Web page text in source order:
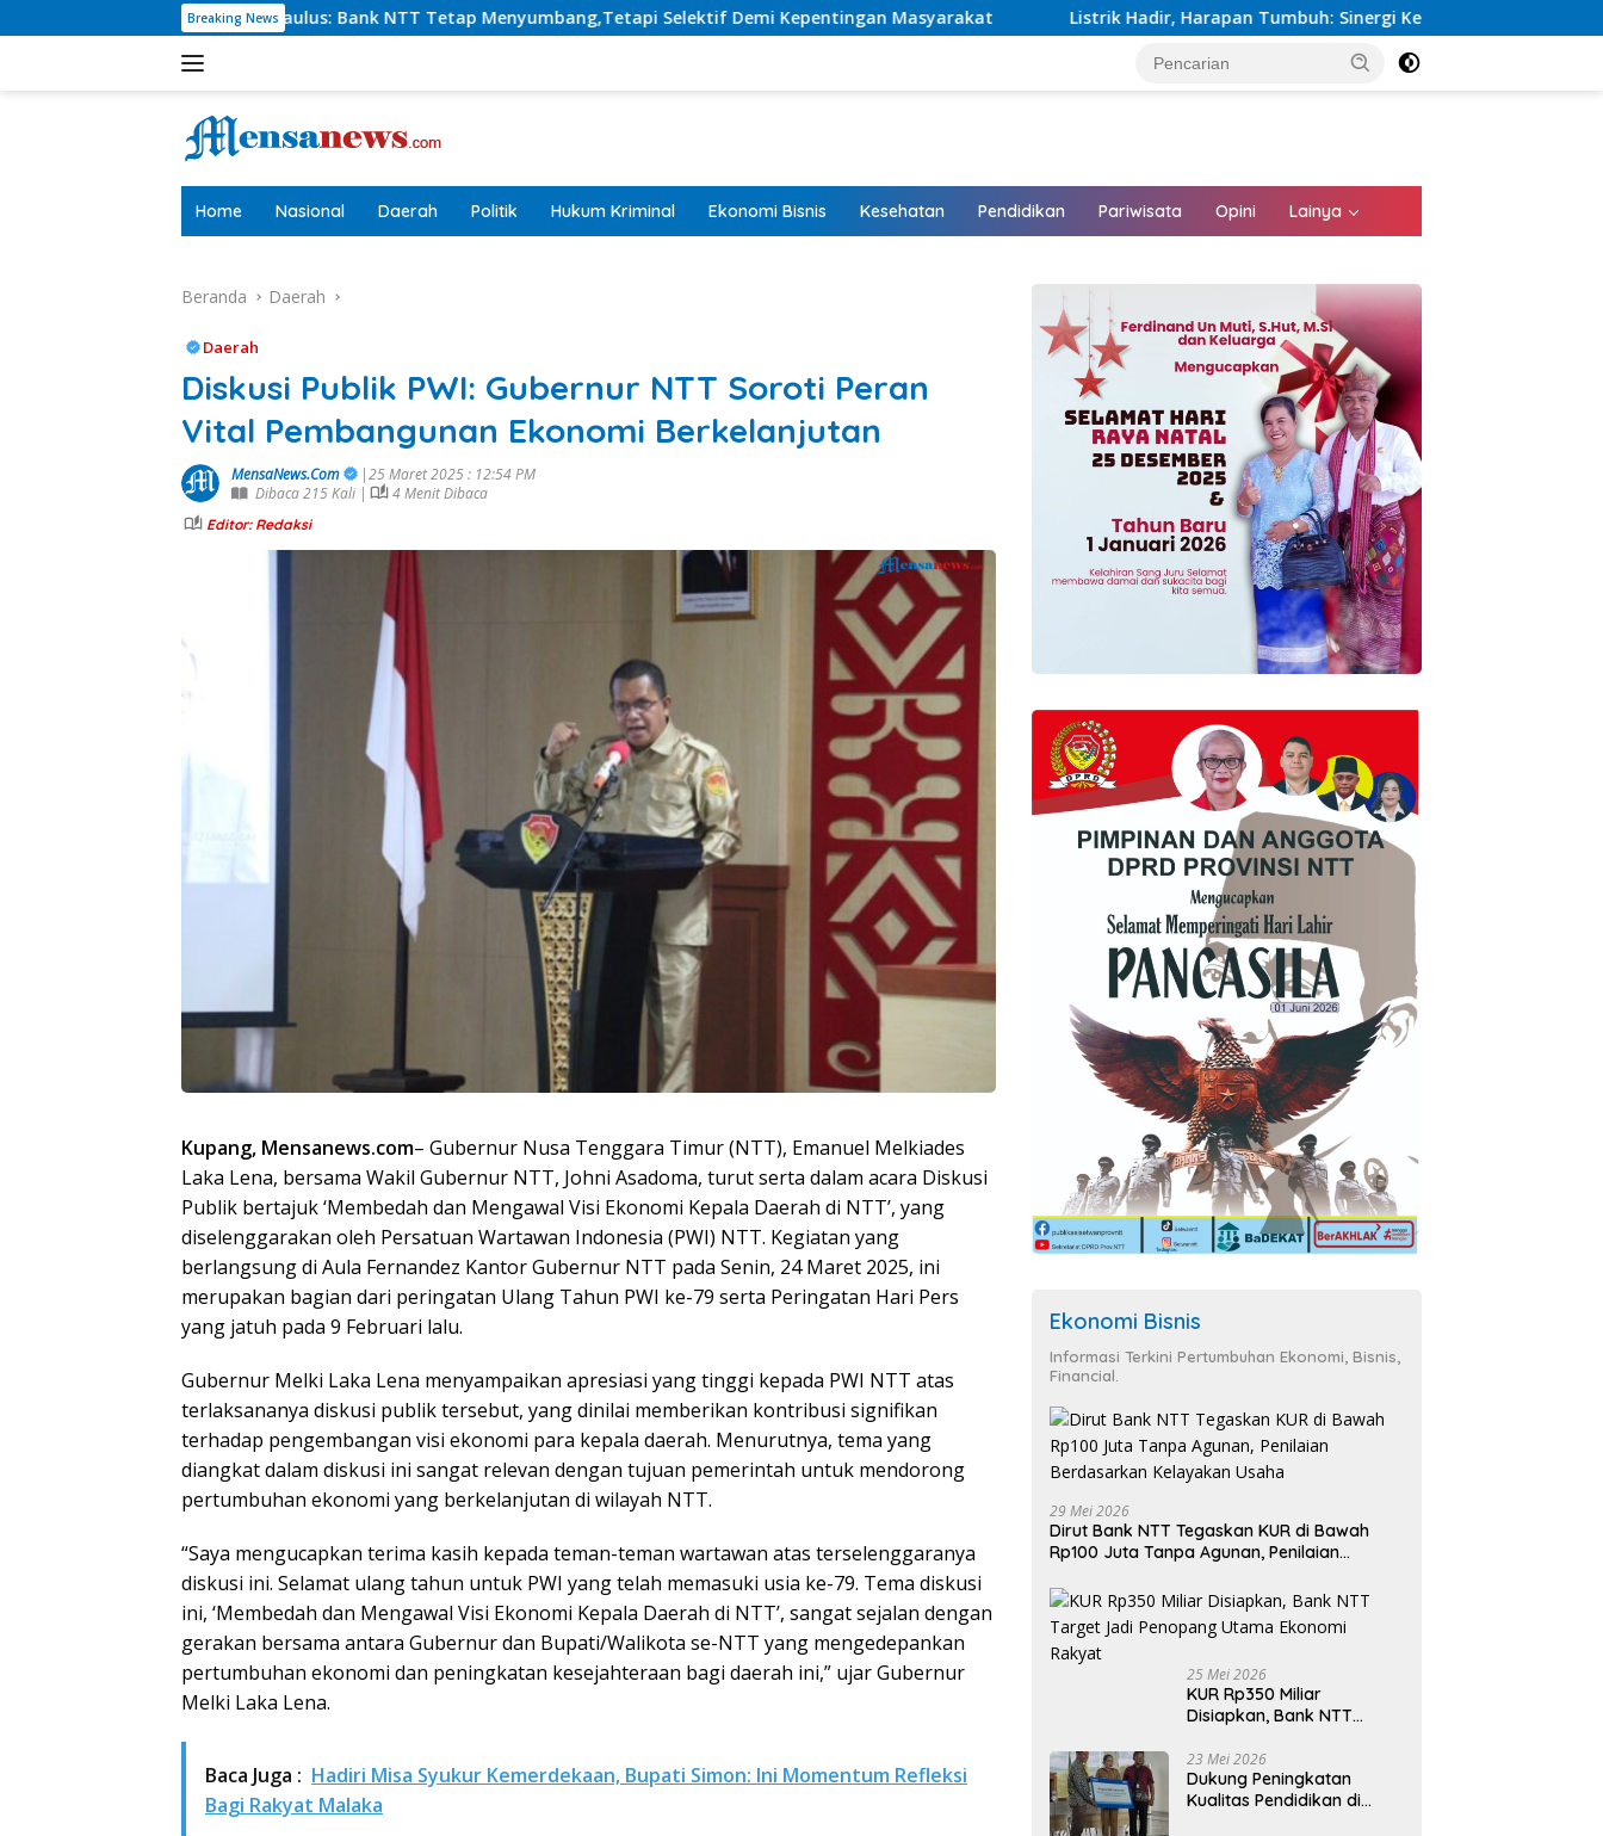
ke
Breaking News
Paulus: Bank NTT Tetap Menyumbang,Tetapi Selektif Demi Kepentingan Masyarakat Listrik Hadir, Harapan Tumbuh: Sinergi Kementerian dan PLN Percepat Pembangunan
Home Nasional Daerah Politik Hukum Kriminal Ekonomi Bisnis Kesehatan Pendidikan Pariwisata Opini Lainya
Beranda Daerah
Daerah
Diskusi Publik PWI: Gubernur NTT Soroti Peran
Vital Pembangunan Ekonomi Berkelanjutan
MensaNews.Com
|25 Maret 2025 : 12:54 PM
Dibaca 215 Kali |
4 Menit Dibaca
Editor: Redaksi
Kupang, Mensanews.com– Gubernur Nusa Tenggara Timur (NTT), Emanuel Melkiades
Laka Lena, bersama Wakil Gubernur NTT, Johni Asadoma, turut serta dalam acara Diskusi
Publik bertajuk ‘Membedah dan Mengawal Visi Ekonomi Kepala Daerah di NTT’, yang
diselenggarakan oleh Persatuan Wartawan Indonesia (PWI) NTT. Kegiatan yang
berlangsung di Aula Fernandez Kantor Gubernur NTT pada Senin, 24 Maret 2025, ini
merupakan bagian dari peringatan Ulang Tahun PWI ke-79 serta Peringatan Hari Pers
yang jatuh pada 9 Februari lalu.
Gubernur Melki Laka Lena menyampaikan apresiasi yang tinggi kepada PWI NTT atas
terlaksananya diskusi publik tersebut, yang dinilai memberikan kontribusi signifikan
terhadap pengembangan visi ekonomi para kepala daerah. Menurutnya, tema yang
diangkat dalam diskusi ini sangat relevan dengan tujuan pemerintah untuk mendorong
pertumbuhan ekonomi yang berkelanjutan di wilayah NTT.
“Saya mengucapkan terima kasih kepada teman-teman wartawan atas terselenggaranya
diskusi ini. Selamat ulang tahun untuk PWI yang telah memasuki usia ke-79. Tema diskusi
ini, ‘Membedah dan Mengawal Visi Ekonomi Kepala Daerah di NTT’, sangat sejalan dengan
gerakan bersama antara Gubernur dan Bupati/Walikota se-NTT yang mengedepankan
pertumbuhan ekonomi dan peningkatan kesejahteraan bagi daerah ini,” ujar Gubernur
Melki Laka Lena.
Baca Juga : Hadiri Misa Syukur Kemerdekaan, Bupati Simon: Ini Momentum Refleksi
Bagi Rakyat Malaka
Ekonomi Bisnis
Informasi Terkini Pertumbuhan Ekonomi, Bisnis,
Financial.
29 Mei 2026
Dirut Bank NTT Tegaskan KUR di Bawah
Rp100 Juta Tanpa Agunan, Penilaian
25 Mei 2026
KUR Rp350 Miliar
Disiapkan, Bank NTT
Utama Ekonomi Rakyat
23 Mei 2026
Dukung Peningkatan
Kualitas Pendidikan di